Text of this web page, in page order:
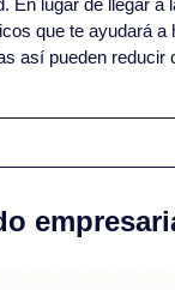
lugar de llegar a
que te ayudará a
así pueden reducir